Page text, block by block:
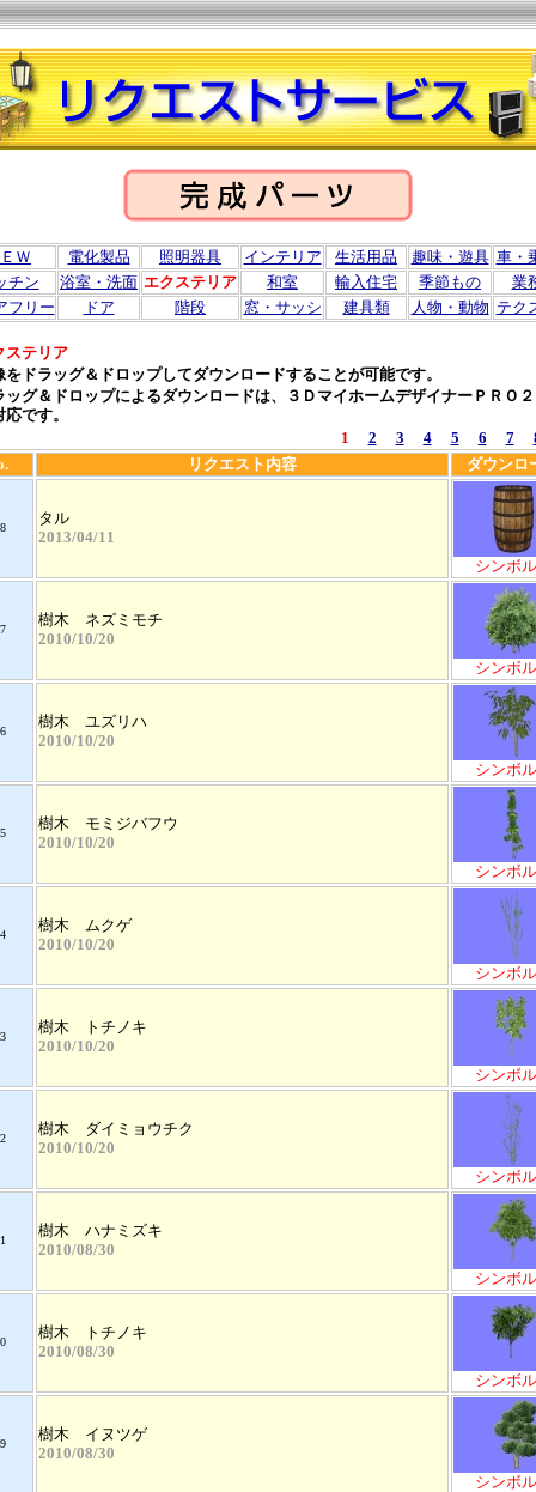
Ｗ 電化製品 照明器具 インテリア 生活用品 趣味・遊具 車・
チン
浴室・洗面 エクステリア 和室 輸入住宅 季節もの
業
フリー
ドア 階段 窓・サッシ 建具類 人物・動物 テク
ステリア
をドラッグ＆ドロップしてダウンロードすることが可能です。
ッグ＆ドロップによるダウンロードは、３ＤマイホームデザイナーＰＲＯ
です。
1
2 3 4 5 6 7
リクエスト内容 ダウンロ
タル
2013/04/11
シンボ
樹木 ネズミモチ
2010/10/20
シンボ
樹木 ユズリハ
2010/10/20
シンボ
樹木 モミジバフウ
2010/10/20
シンボ
樹木 ムクゲ
2010/10/20
シンボ
樹木 トチノキ
2010/10/20
シンボ
樹木 ダイミョウチク
2010/10/20
シンボ
樹木 ハナミズキ
2010/08/30
シンボ
樹木 トチノキ
2010/08/30
シンボ
樹木 イヌツゲ
2010/08/30
シンボ